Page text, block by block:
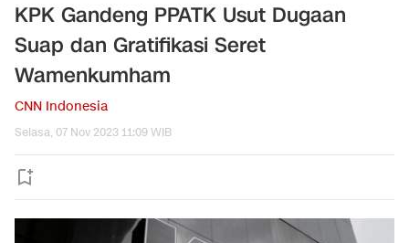
KPK Gandeng PPATK Usut Dugaan
Suap dan Gratifikasi Seret
Wamenkumham
CNN Indonesia
Selasa, 07 Nov 2023 11:09 WIB